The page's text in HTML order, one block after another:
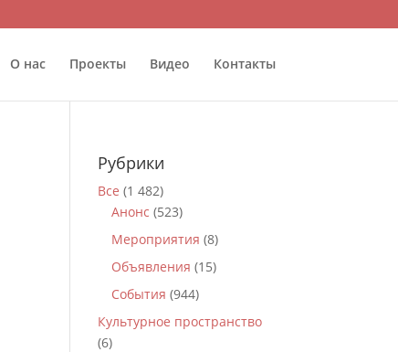
О нас Проекты Видео Контакты
Рубрики
Все (1 482)
Анонс (523)
Мероприятия (8)
Объявления (15)
События (944)
Культурное пространство
(6)